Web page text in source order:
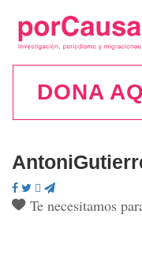
DONA
Te necesitamos